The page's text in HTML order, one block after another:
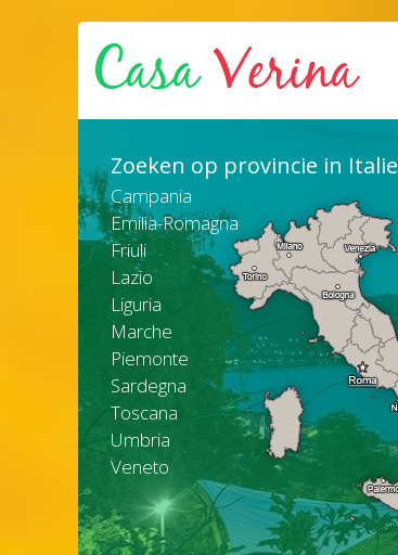
Zoeken op provincie in Italie
Campania
Emilia-Romagna
Friuli
Lazio
Liguria
Marche
Piemonte
Sardegna
Toscana
Umbria
Veneto